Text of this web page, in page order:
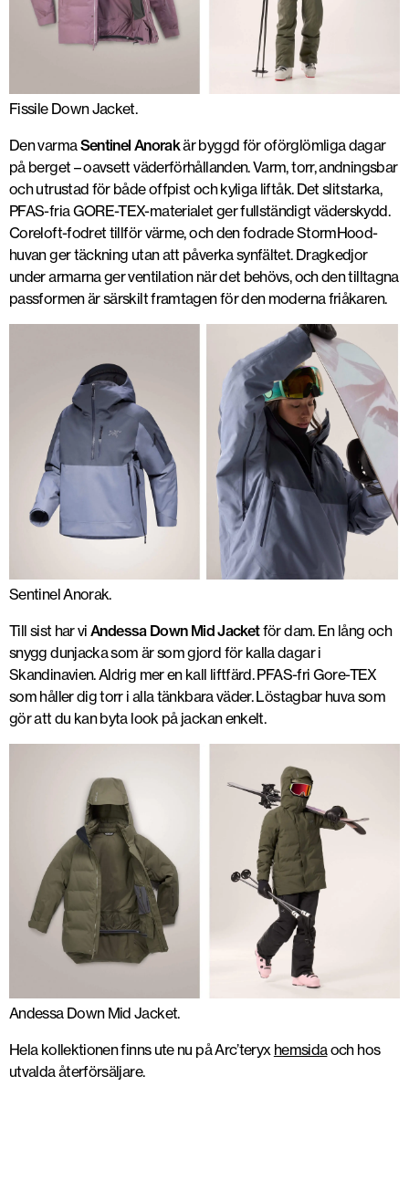
Fissile Down Jacket.
Den varmaSentinel Anorakär byggd för oförglömliga dagar
på berget – oavsett väderförhållanden. Varm, torr, andningsbar
och utrustad för både offpist och kyliga liftåk. Det slitstarka,
PFAS-fria GORE-TEX-materialet ger fullständigt väderskydd.
Coreloft-fodret tillför värme, och den fodrade StormHood-
huvan ger täckning utan att påverka synfältet. Dragkedjor
under armarna ger ventilation när det behövs, och den tilltagna
passformen är särskilt framtagen för den moderna friåkaren.
Sentinel Anorak.
Till sist har viAndessa Down Mid Jacketför dam. En lång och
snygg dunjacka som är som gjord för kalla dagar i
Skandinavien. Aldrig mer en kall liftfärd. PFAS-fri Gore-TEX
som håller dig torr i alla tänkbara väder. Löstagbar huva som
gör att du kan byta look på jackan enkelt.
Andessa Down Mid Jacket.
Hela kollektionen finns ute nu på Arc’teryx hemsidaoch hos
utvalda återförsäljare.